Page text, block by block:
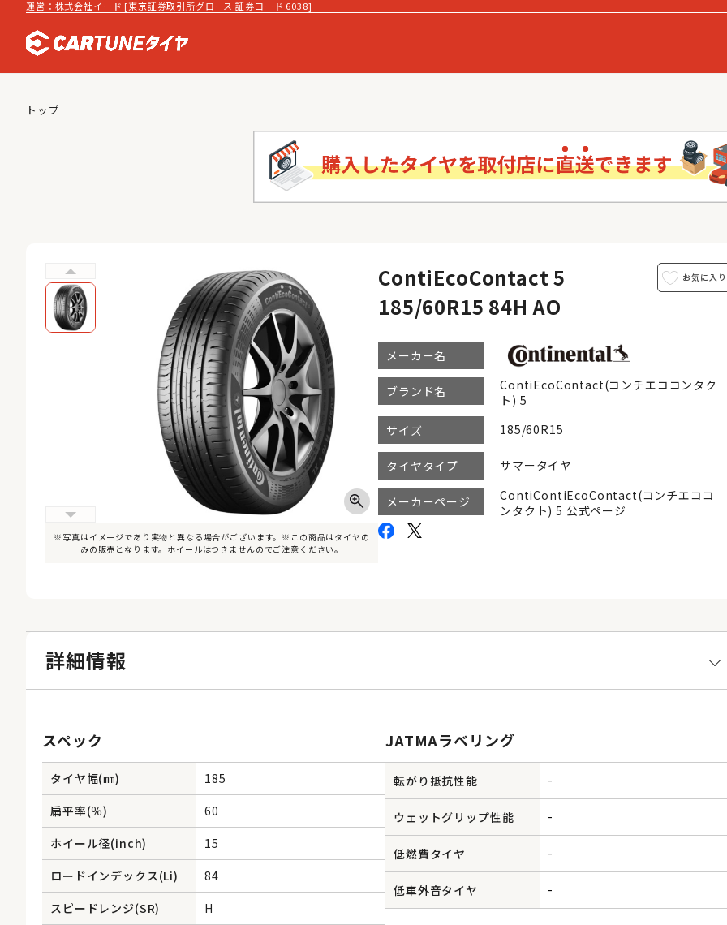
運営：株式会社イード [東京証券取引所グロース 証券コード 6038]
トップ
※写真はイメージであり実物と異なる場合がございます。※この商品はタイヤの
みの販売となります。ホイールはつきませんのでご注意ください。
ContiEcoContact 5
185/60R15 84H AO
メーカー名
ブランド名
ContiEcoContact(コンチエココンタク
ト) 5
サイズ
185/60R15
タイヤタイプ サマータイヤ
メーカーページ
ContiContiEcoContact(コンチエココ
ンタクト) 5 公式ページ
詳細情報
スペック
タイヤ幅(㎜)
185
扁平率(％)
60
ホイール径(inch)
15
ロードインデックス(Li)
84
スピードレンジ(SR)
H
JATMAラベリング
転がり抵抗性能 -
ウェットグリップ性能 -
低燃費タイヤ -
低車外音タイヤ -